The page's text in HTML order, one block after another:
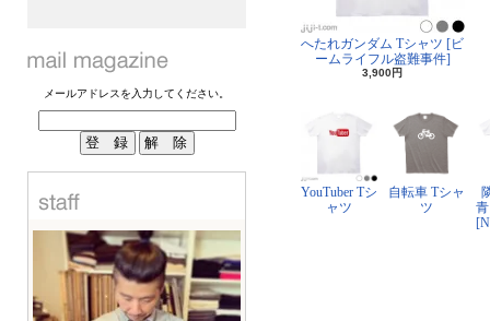
メールアドレスを入力してください。
へたれガンダム Tシャツ [ビ
ームライフル盗難事件]
3,900円
YouTuber Tシ
ャツ
自転車 Tシャ
ツ